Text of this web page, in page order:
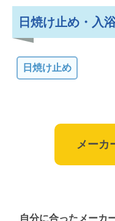
日焼け止め・入
日焼け止め
メーカ
自分に合ったメーカ